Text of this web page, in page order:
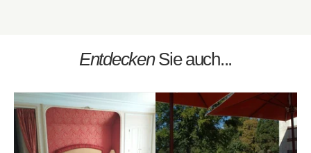
EntdeckenSie auch...
Datum: Datum der Ankunft * :
E-Mail :